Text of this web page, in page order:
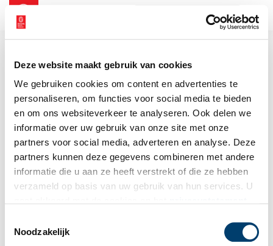
Deze website maakt gebruik van cookies
We gebruiken cookies om content en advertenties te
personaliseren, om functies voor social media te bieden
en om ons websiteverkeer te analyseren. Ook delen we
informatie over uw gebruik van onze site met onze
partners voor social media, adverteren en analyse. Deze
partners kunnen deze gegevens combineren met andere
informatie die u aan ze heeft verstrekt of die ze hebben
verzameld op basis van uw gebruik van hun services. U
Noodzakelijk